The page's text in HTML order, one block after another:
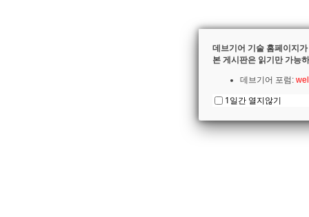
데브기어 기술 홈페이지
본 게시판은 읽기만 가능
데브기어 포럼:
1일간 열지않기